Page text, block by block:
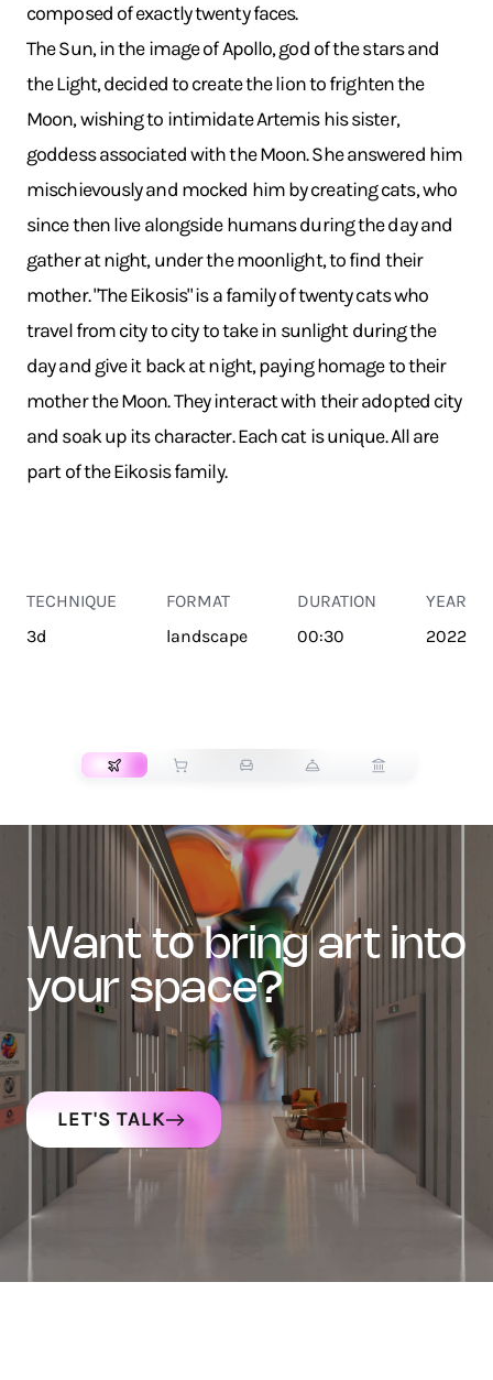
composed of exactly twenty faces.
The Sun, in the image of Apollo, god of the stars and
the Light, decided to create the lion to frighten the
Moon, wishing to intimidate Artemis his sister,
goddess associated with the Moon. She answered him
mischievously and mocked him by creating cats, who
since then live alongside humans during the day and
gather at night, under the moonlight, to find their
mother. "The Eikosis" is a family of twenty cats who
travel from city to city to take in sunlight during the
day and give it back at night, paying homage to their
mother the Moon. They interact with their adopted city
and soak up its character. Each cat is unique. All are
part of the Eikosis family.
TECHNIQUE
3d
FORMAT
landscape
DURATION
00:30
YEAR
2022
want to bring art into
your space?
LET'S TALK